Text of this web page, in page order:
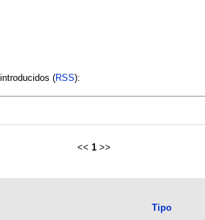
(RSS):
<< 1 >>
Tipo